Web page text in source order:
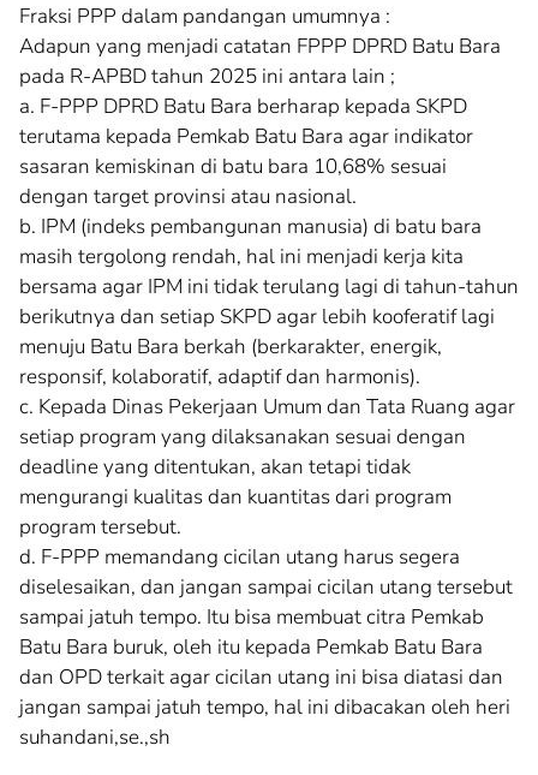
Fraksi PPP dalam pandangan umumnya :
Adapun yang menjadi catatan FPPP DPRD Batu Bara
pada R-APBD tahun 2025 ini antara lain ;
a. F-PPP DPRD Batu Bara berharap kepada SKPD
terutama kepada Pemkab Batu Bara agar indikator
sasaran kemiskinan di batu bara 10,68% sesuai
dengan target provinsi atau nasional.
b. IPM (indeks pembangunan manusia) di batu bara
masih tergolong rendah, hal ini menjadi kerja kita
bersama agar IPM ini tidak terulang lagi di tahun-tahun
berikutnya dan setiap SKPD agar lebih kooferatif lagi
menuju Batu Bara berkah (berkarakter, energik,
responsif, kolaboratif, adaptif dan harmonis).
c. Kepada Dinas Pekerjaan Umum dan Tata Ruang agar
setiap program yang dilaksanakan sesuai dengan
deadline yang ditentukan, akan tetapi tidak
mengurangi kualitas dan kuantitas dari program
program tersebut.
d. F-PPP memandang cicilan utang harus segera
diselesaikan, dan jangan sampai cicilan utang tersebut
sampai jatuh tempo. Itu bisa membuat citra Pemkab
Batu Bara buruk, oleh itu kepada Pemkab Batu Bara
dan OPD terkait agar cicilan utang ini bisa diatasi dan
jangan sampai jatuh tempo, hal ini dibacakan oleh heri
suhandani,se.,sh